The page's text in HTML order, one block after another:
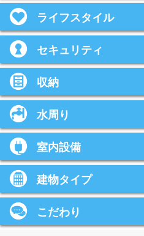
ライフスタイル
セキュリティ
収納
水周り
室内設備
建物タイプ
こだわり